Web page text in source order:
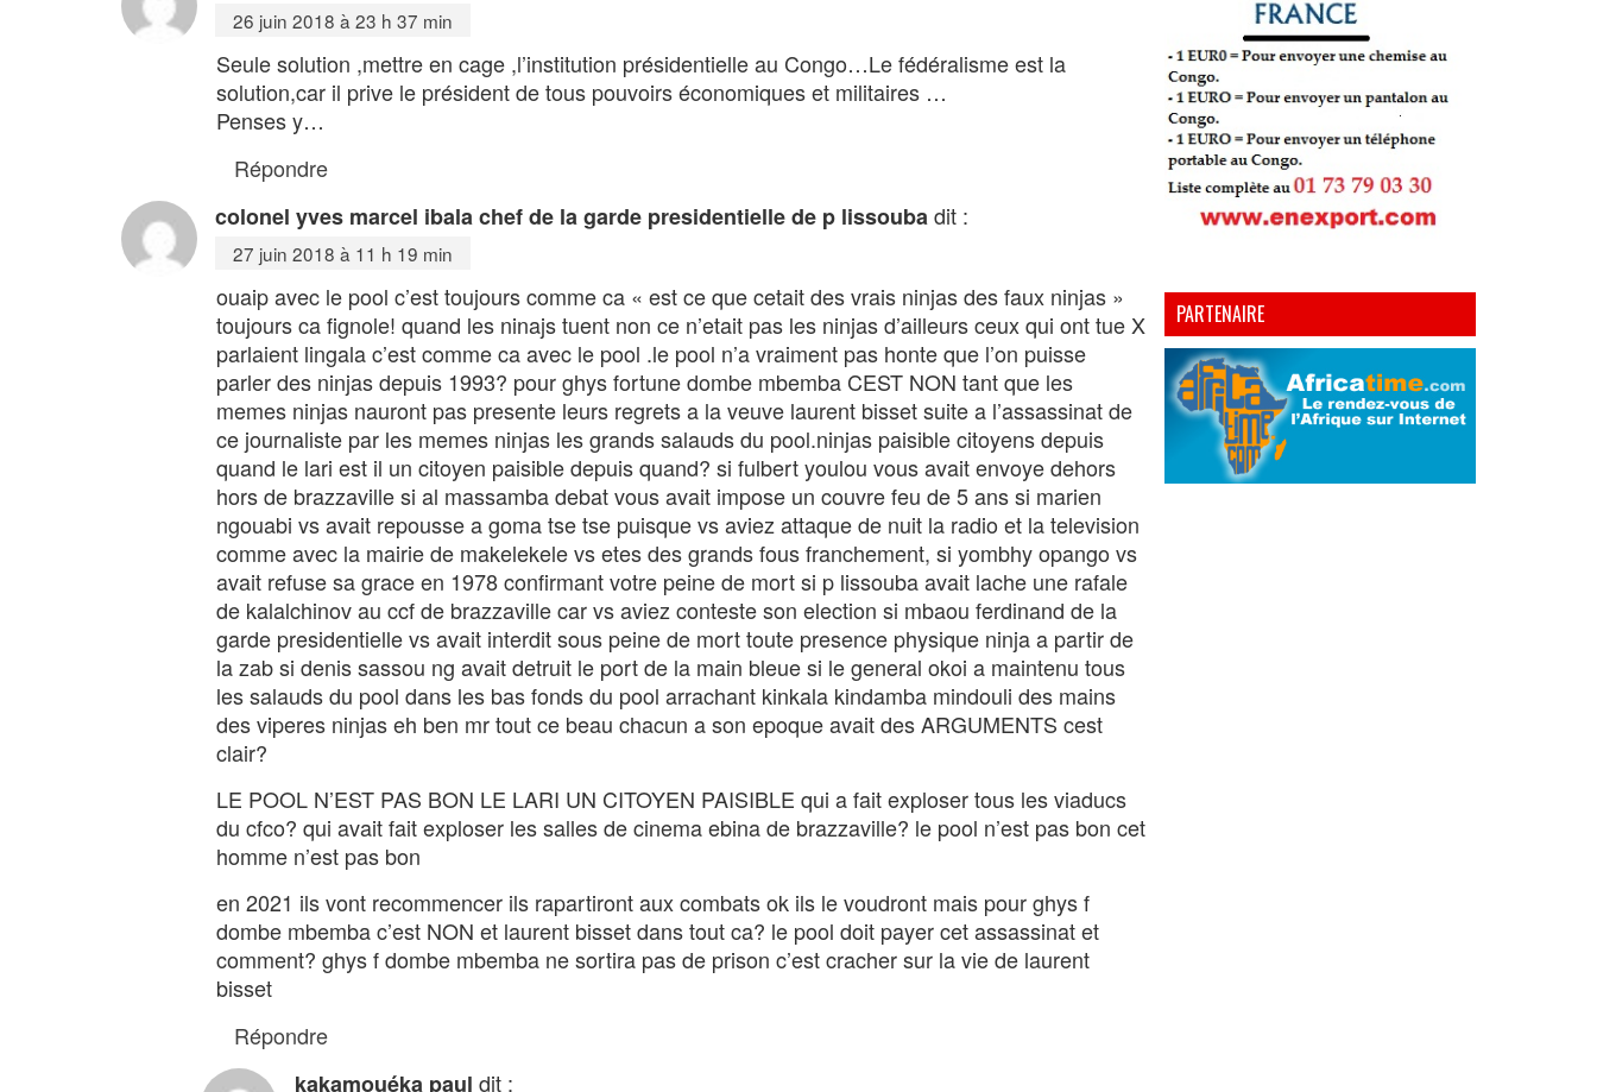
26 juin 2018 à 23 h 37 min
Seule solution ,mettre en cage ,l’institution présidentielle au Congo…Le fédéralisme est la
solution,car il prive le président de tous pouvoirs économiques et militaires …
Penses y…
Répondre
colonel yves marcel ibala chef de la garde presidentielle de p lissoubadit :
27 juin 2018 à 11 h 19 min
ouaip avec le pool c’est toujours comme ca « est ce que cetait des vrais ninjas des faux ninjas »
toujours ca fignole! quand les ninajs tuent non ce n’etait pas les ninjas d’ailleurs ceux qui ont tue X
parlaient lingala c’est comme ca avec le pool .le pool n’a vraiment pas honte que l’on puisse
parler des ninjas depuis 1993? pour ghys fortune dombe mbemba CEST NON tant que les
memes ninjas nauront pas presente leurs regrets a la veuve laurent bisset suite a l’assassinat de
ce journaliste par les memes ninjas les grands salauds du pool.ninjas paisible citoyens depuis
quand le lari est il un citoyen paisible depuis quand? si fulbert youlou vous avait envoye dehors
hors de brazzaville si al massamba debat vous avait impose un couvre feu de 5 ans si marien
ngouabi vs avait repousse a goma tse tse puisque vs aviez attaque de nuit la radio et la television
comme avec la mairie de makelekele vs etes des grands fous franchement, si yombhy opango vs
avait refuse sa grace en 1978 confirmant votre peine de mort si p lissouba avait lache une rafale
de kalalchinov au ccf de brazzaville car vs aviez conteste son election si mbaou ferdinand de la
garde presidentielle vs avait interdit sous peine de mort toute presence physique ninja a partir de
la zab si denis sassou ng avait detruit le port de la main bleue si le general okoi a maintenu tous
les salauds du pool dans les bas fonds du pool arrachant kinkala kindamba mindouli des mains
des viperes ninjas eh ben mr tout ce beau chacun a son epoque avait des ARGUMENTS cest
clair?
LE POOL N’EST PAS BON LE LARI UN CITOYEN PAISIBLE qui a fait exploser tous les viaducs
du cfco? qui avait fait exploser les salles de cinema ebina de brazzaville? le pool n’est pas bon cet
homme n’est pas bon
en 2021 ils vont recommencer ils rapartiront aux combats ok ils le voudront mais pour ghys f
dombe mbemba c’est NON et laurent bisset dans tout ca? le pool doit payer cet assassinat et
comment? ghys f dombe mbemba ne sortira pas de prison c’est cracher sur la vie de laurent
bisset
Répondre
kakamouéka paul dit :
PARTENAIRE